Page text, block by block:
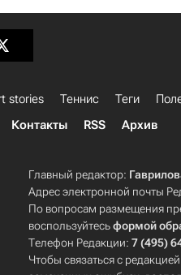
stories Теннис Теги
Контакты RSS Архив
Главный редактор:
Адрес электронной почты
По вопросам размещения
воспользуйтесьформой
Телефон Редакции:7 (495)
Чтобы связаться с